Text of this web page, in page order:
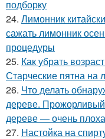
подборку
24. Лимонник
сажать лимонник
процедуры
25. Как убрать
Старческие пятна на
26. Что делать
дереве. Прожорливый
дереве — очень
27. Настойка на